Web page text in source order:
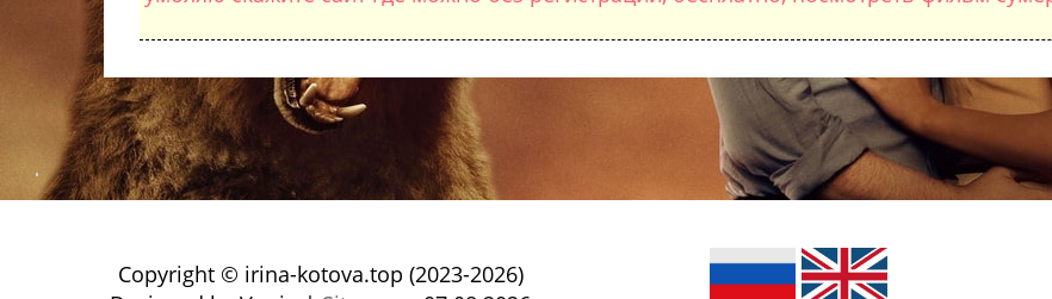
Copyright © irina-kotova.top (2023-2026)